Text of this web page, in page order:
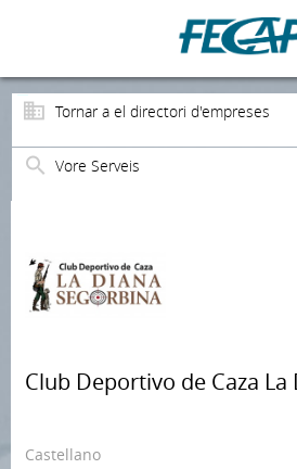
Tornar a el directori d'empreses
Vore Serveis
Club Deportivo de Caza La
Castellano